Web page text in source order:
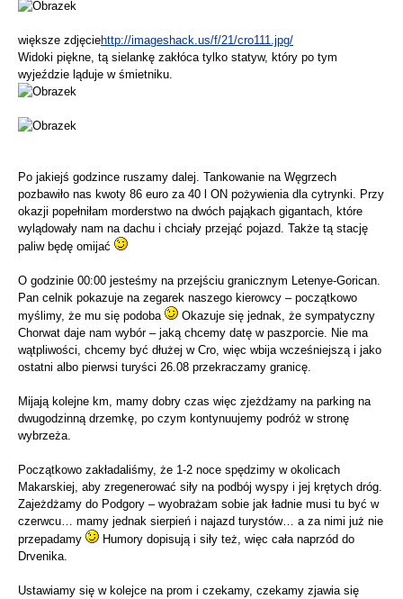
większe zdjęciehttp://imageshack.us/f/21/cro111.jpg/
Widoki piękne, tą sielankę zakłóca tylko statyw, który po tym
wyjeździe ląduje w śmietniku.
Po jakiejś godzince ruszamy dalej. Tankowanie na Węgrzech
pozbawiło nas kwoty 86 euro za 40 l ON pożywienia dla cytrynki. Przy
okazji popełniłam morderstwo na dwóch pająkach gigantach, które
wylądowały nam na dachu i chciały przejąć pojazd. Także tą stację
paliw będę omijać
O godzinie 00:00 jesteśmy na przejściu granicznym Letenye-Gorican.
Pan celnik pokazuje na zegarek naszego kierowcy – początkowo
myślimy, że mu się podoba
Okazuje się jednak, że sympatyczny
Chorwat daje nam wybór – jaką chcemy datę w paszporcie. Nie ma
wątpliwości, chcemy być dłużej w Cro, więc wbija wcześniejszą i jako
ostatni albo pierwsi turyści 26.08 przekraczamy granicę.
Mijają kolejne km, mamy dobry czas więc zjeżdżamy na parking na
dwugodzinną drzemkę, po czym kontynuujemy podróż w stronę
wybrzeża.
Początkowo zakładaliśmy, że 1-2 noce spędzimy w okolicach
Makarskiej, aby zregenerować siły na podbój wyspy i jej krętych dróg.
Zajeżdżamy do Podgory – wyobrażam sobie jak ładnie musi tu być w
czerwcu… mamy jednak sierpień i najazd turystów… a za nimi już nie
przepadamy
Humory dopisują i siły też, więc cała naprzód do
Drvenika.
Ustawiamy się w kolejce na prom i czekamy, czekamy zjawia się